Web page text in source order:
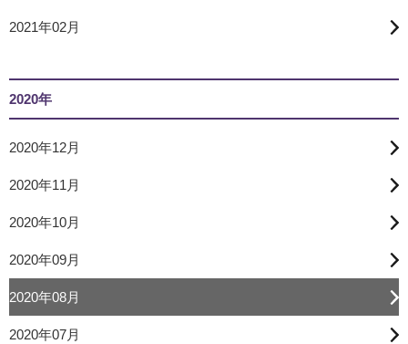
2021年02月
2020年
2020年12月
2020年11月
2020年10月
2020年09月
2020年08月
2020年07月